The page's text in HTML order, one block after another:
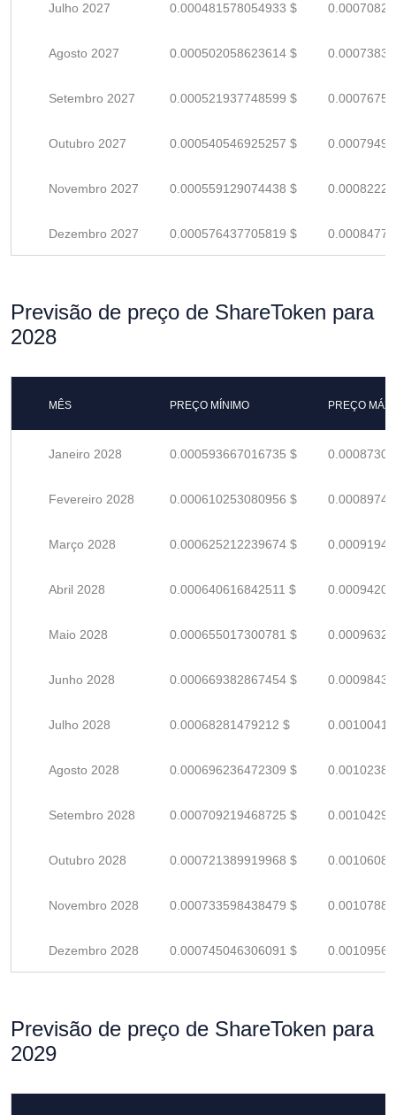
Julho 2027 0.000481578054933 $
Agosto 2027 0.000502058623614 $
Setembro 2027 0.000521937748599 $
Outubro 2027 0.000540546925257 $
Novembro 2027 0.000559129074438 $
Dezembro 2027 0.000576437705819 $
Previsão de preço de ShareToken para
2028
MÊS PREÇO MÍNIMO PREÇO
Janeiro 2028 0.000593667016735 $
Fevereiro 2028 0.000610253080956 $
Março 2028 0.000625212239674 $
Abril 2028 0.000640616842511 $
Maio 2028 0.000655017300781 $
Junho 2028 0.000669382867454 $
Julho 2028 0.00068281479212 $
Agosto 2028 0.000696236472309 $
Setembro 2028 0.000709219468725 $
Outubro 2028 0.000721389919968 $
Novembro 2028 0.000733598438479 $
Dezembro 2028 0.000745046306091 $
Previsão de preço de ShareToken para
2029